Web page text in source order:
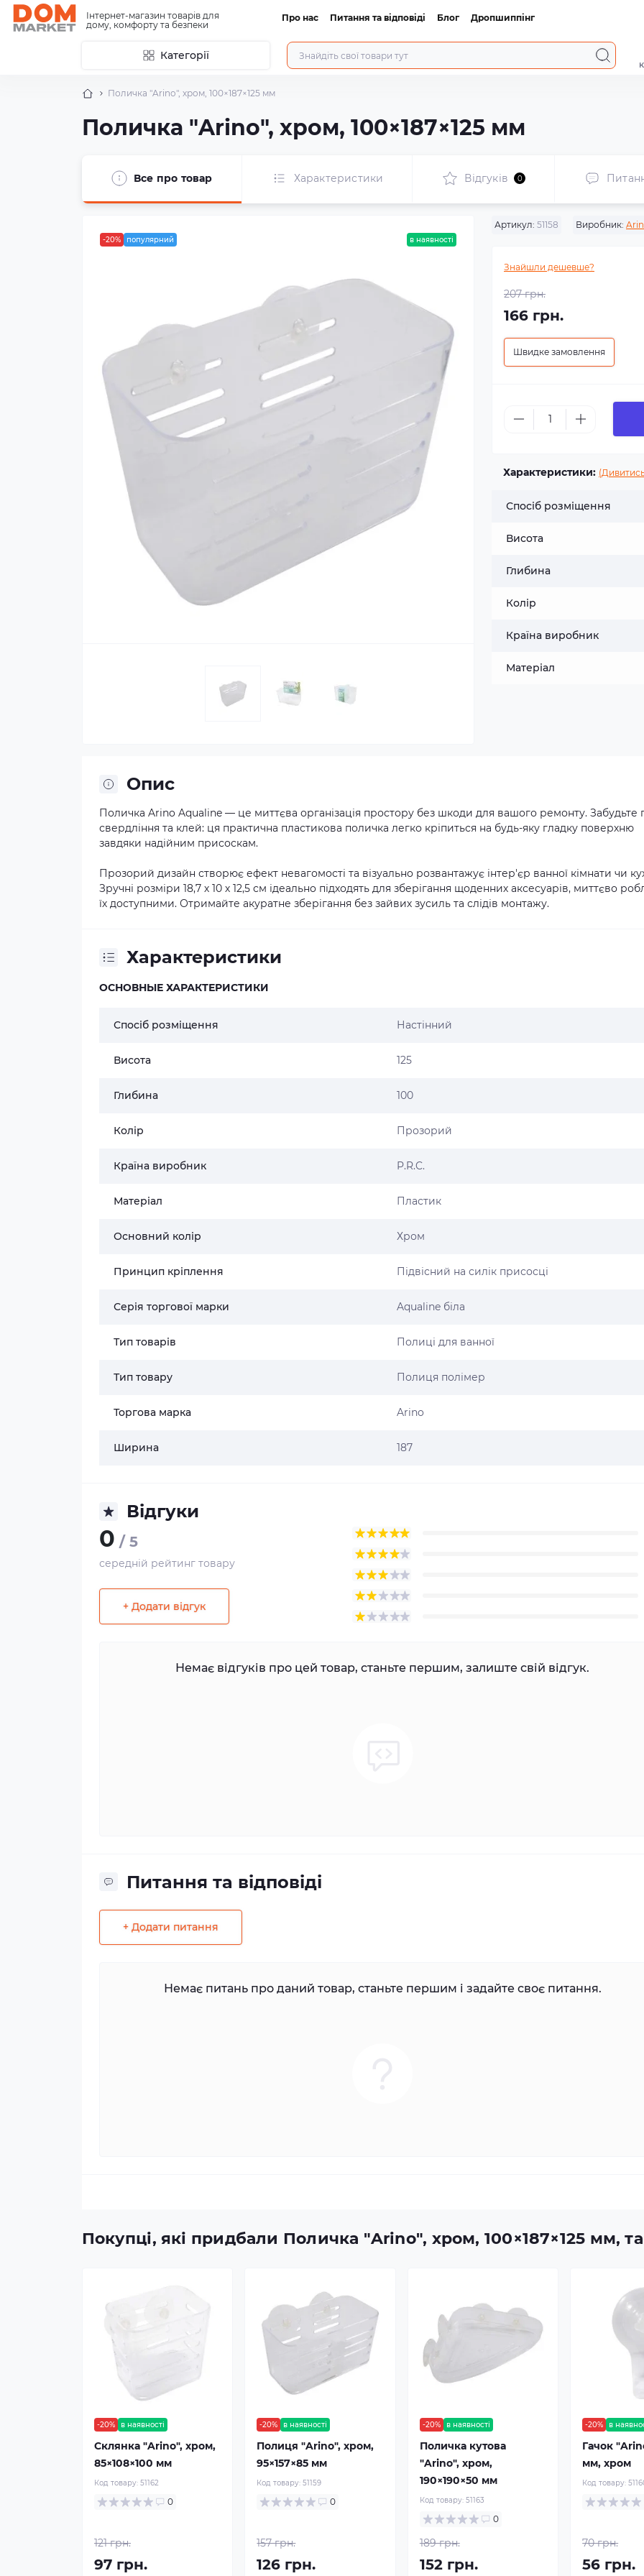
Інтернет-магазин товарів для
дому, комфорту та безпеки
Про нас Питання та відповіді Блог Дропшиппінг
Категорії
Поличка "Arino", хром, 100×187×125 мм
Поличка "Arino", хром, 100×187×125 мм
Все про товар Характеристики Відгуків 0
-20% популярний в наявності
Артикул: 51158 Виробник:
Знайшли дешевше?
207 грн.
166 грн.
Швидке замовлення
Характеристики:
Спосіб розміщення
Висота
Глибина
Колір
Країна виробник
Матеріал
Опис
Поличка Arino Aqualine — це миттєва організація простору без шкоди для вашого ремонту. Забудьте
свердління та клей: ця практична пластикова поличка легко кріпиться на будь-яку гладку поверхню
завдяки надійним присоскам.
Прозорий дизайн створює ефект невагомості та візуально розвантажує інтер'єр ванної кімнати чи
Зручні розміри 18,7 х 10 х 12,5 см ідеально підходять для зберігання щоденних аксесуарів, миттєво
їх доступними. Отримайте акуратне зберігання без зайвих зусиль та слідів монтажу.
Характеристики
ОСНОВНЫЕ ХАРАКТЕРИСТИКИ
Спосіб розміщення Настінний
Висота 125
Глибина 100
Колір Прозорий
Країна виробник P.R.C.
Матеріал Пластик
Основний колір Хром
Принцип кріплення Підвісний на силік присосці
Серія торгової марки Aqualine біла
Тип товарів Полиці для ванної
Тип товару Полиця полімер
Торгова марка Arino
Ширина 187
Відгуки
0 / 5
середній рейтинг товару
+ Додати відгук
Немає відгуків про цей товар, станьте першим, залиште свій відгук.
Питання та відповіді
+ Додати питання
Немає питань про даний товар, станьте першим і задайте своє питання.
Покупці, які придбали Поличка "Arino", хром, 100×187×125 мм,
-20% в наявності
Склянка "Arino", хром,
85×108×100 мм
Код товару: 51162
0
121 грн.
97 грн.
-20% в наявності
Полиця "Arino", хром,
95×157×85 мм
Код товару:51159
0
157 грн.
126 грн.
-20% в наявності
Поличка кутова
"Arino", хром,
190×190×50 мм
Код товару: 51163
0
189 грн.
152 грн.
-20% в
Гачок
мм, хром
Код товару:
70 грн.
56 грн.